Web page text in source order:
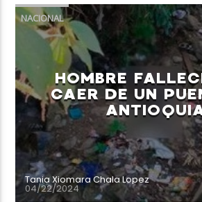
NACIONAL
HOMBRE
CAER DE UN
Tania Xiomara Chala Lopez
04/22/2024